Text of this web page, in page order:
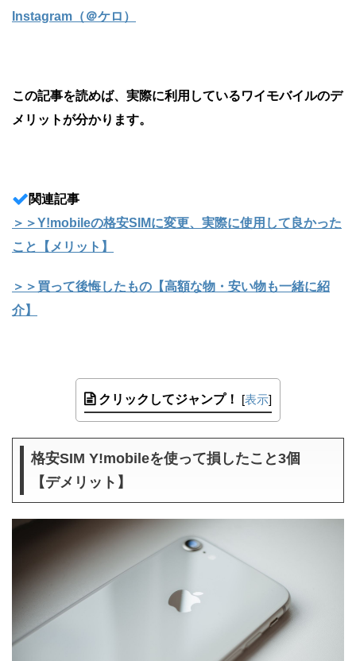
Instagram（＠ケロ）
この記事を読めば、実際に利用しているワイモバイルのデ
メリットが分かります。
関連記事
＞＞Y!mobileの格安SIMに変更、実際に使用して良かった
こと【メリット】
＞＞買って後悔したもの【高額な物・安い物も一緒に紹
介】
クリックしてジャンプ！ [表示]
格安SIM Y!mobileを使って損したこと3個
【デメリット】